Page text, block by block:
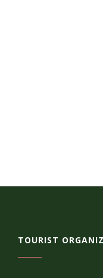
TOURIST